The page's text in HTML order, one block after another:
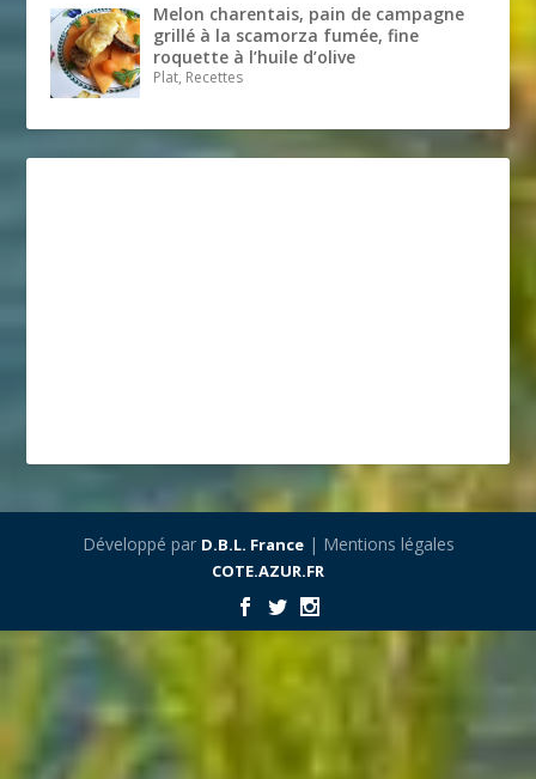
Melon charentais, pain de campagne
grillé à la scamorza fumée, fine
roquette à l’huile d’olive
Plat, Recettes
Développé par D.B.L. France| Mentions légales
COTE.AZUR.FR